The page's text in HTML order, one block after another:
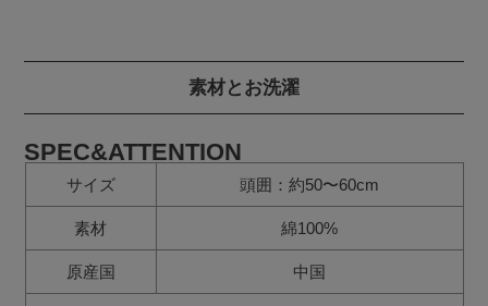
素材とお洗濯
SPEC&ATTENTION
サイズ 頭囲：約50〜60cm
素材 綿100%
原産国 中国